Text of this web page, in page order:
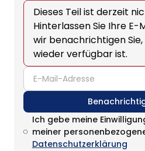
Dieses Teil ist derzeit
Hinterlassen Sie Ihre E-
wir benachrichtigen
wieder verfügbar ist.
email
Ich gebe meine
meiner
Datenschutzerklärung